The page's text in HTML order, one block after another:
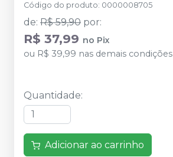
Código do produto: 0000008705
de: R$ 59,90 por:
R$ 37,99 no Pix
ou R$ 39,99 nas demais condições
Quantidade:
Adicionar ao carrinho